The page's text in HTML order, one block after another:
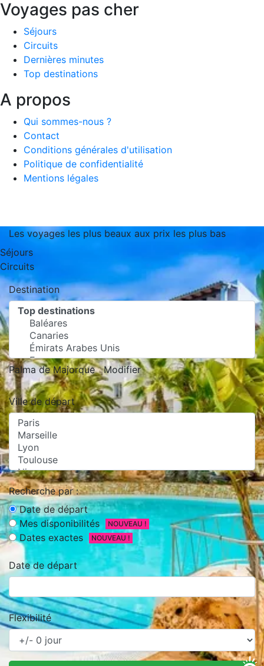
Voyages pas cher
Séjours
Circuits
Dernières minutes
Top destinations
A propos
Qui sommes-nous ?
Contact
Conditions générales d'utilisation
Politique de confidentialité
Mentions légales
Les voyages les plus beaux aux prix les plus bas
Séjours
Circuits
Destination
Palma de Majorque Modifier
Ville de départ
Recherche par :
Date de départ
Mes disponibilités
NOUVEAU !
Dates exactes NOUVEAU !
Date de départ
Flexibilité